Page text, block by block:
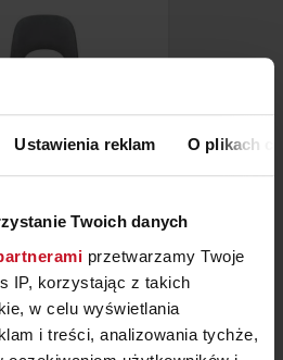
Ustawienia reklam O plikach
Twoich danych
przetwarzamy Twoje
IP, korzystając z takich
w celu wyświetlania
i treści, analizowania tychże,
A-1412
OD470 ZŁ